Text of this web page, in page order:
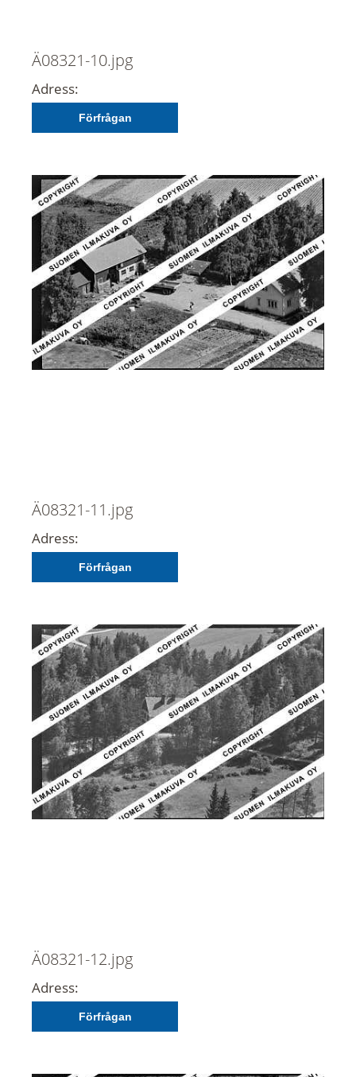
Ä08321-10.jpg
Adress:
Förfrågan
Ä08321-11.jpg
Adress:
Förfrågan
Ä08321-12.jpg
Adress:
Förfrågan